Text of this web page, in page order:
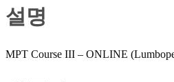
량
설명
MPT Course III – ONLINE